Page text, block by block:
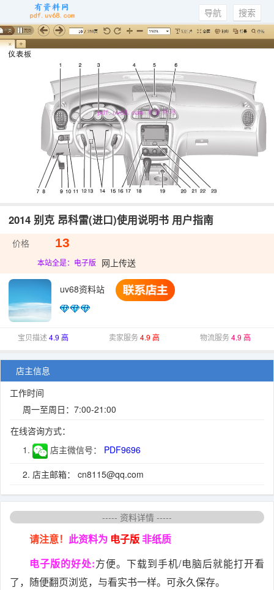
搜索
导航
2014 别克 昂科雷(进口)使用说明书 用户指南
价格 13
本站全是：电子版 网上传送
uv68资料站
宝贝描述 4.9 高 卖家服务4.9 高 物流服务4.9 高
店主信息
工作时间
周一至周日：7:00-21:00
在线咨询方式：
1.
店主微信号：
PDF9696
2. 店主邮箱： cn8115@qq.com
----- 资料详情 -----
请注意！ 此资料为 电子版非纸质
电子版的好处:方便。下载到手机/电脑后就能打开看
了，随便翻页浏览，与看实书一样。可永久保存。